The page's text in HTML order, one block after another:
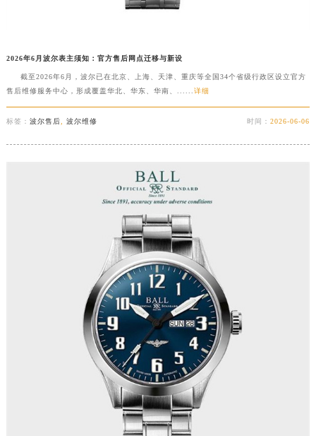
2026年6月波尔表主须知：官方售后网点迁移与新设
截至2026年6月，波尔已在北京、上海、天津、重庆等全国34个省级行政区设立官方
售后维修服务中心，形成覆盖华北、华东、华南、......详细
标签： 波尔售后, 波尔维修 时间：2026-06-06